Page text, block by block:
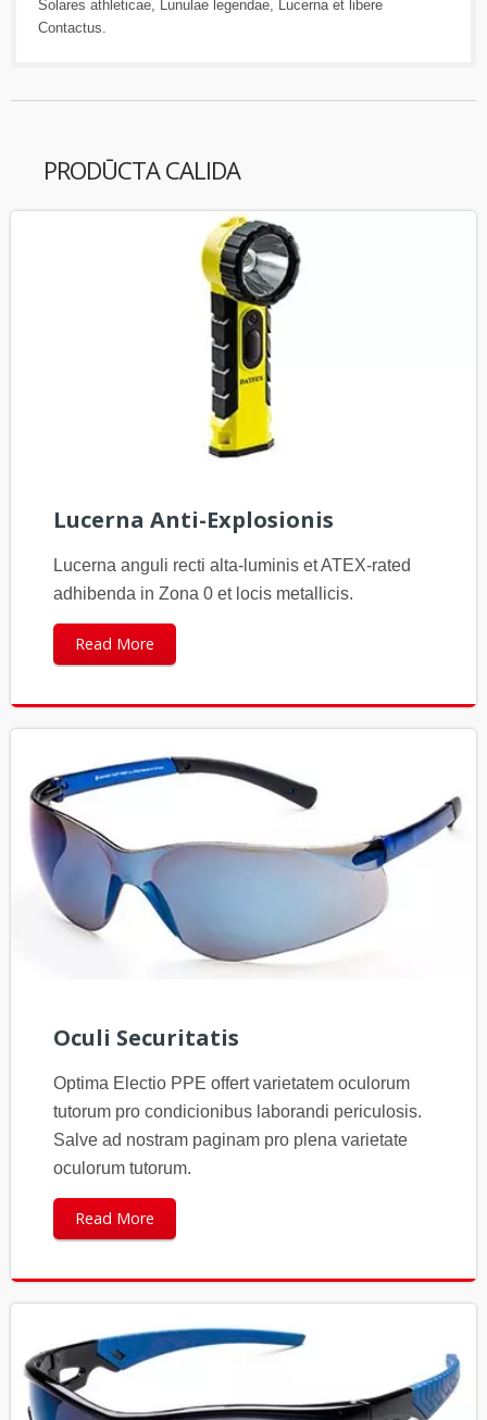
Solares athleticae, Lunulae legendae, Lucernaet libere
Contactus.
PRODŪCTA CALIDA
Lucerna Anti-Explosionis
Lucerna anguli recti alta-luminis et ATEX-rated
adhibenda in Zona 0 et locis metallicis.
Read More
Oculi Securitatis
Optima Electio PPE offert varietatem oculorum
tutorum pro condicionibus laborandi periculosis.
Salve ad nostram paginam pro plena varietate
oculorum tutorum.
Read More